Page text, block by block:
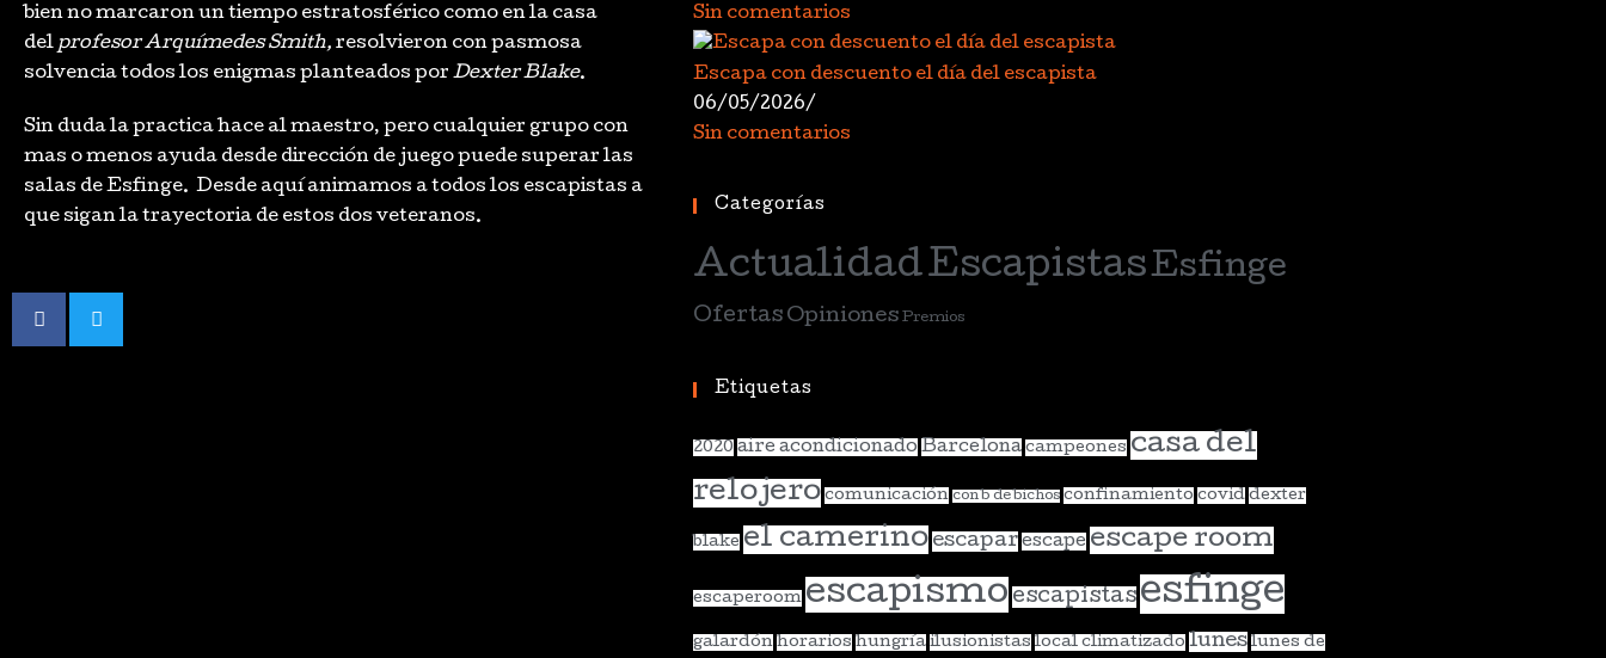
bien no marcaron un tiempo estratosférico como en la casa
del profesor Arquímedes Smith, resolvieron con pasmosa
solvencia todos los enigmas planteados por Dexter Blake.
Sin duda la practica hace al maestro, pero cualquier grupo con
mas o menos ayuda desde dirección de juego puede superar las
salas de Esfinge. Desde aquí animamos a todos los escapistas a
que sigan la trayectoria de estos dos veteranos.
Sin comentarios
Escapa con descuento el día del escapista
06/05/2026/
Sin comentarios
Categorías
ActualidadEscapistasEsfinge
Ofertas Opiniones Premios
Etiquetas
2020 aire acondicionado Barcelona campeones casa del
relojero comunicación con b de bichos confinamiento covid dexter
blake el camerino escapar escape escape room
escaperoom escapismo escapistas esfinge
galardón horarios hungría ilusionistas local climatizado lunes lunes de